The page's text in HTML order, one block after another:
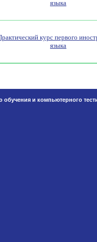
языка
курс первого
языка
обучения и компьютерного